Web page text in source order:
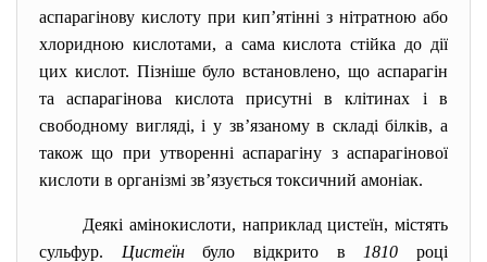
аспарагінову кислоту при кип’ятінні з нітратною або
хлоридною кислотами, а сама кислота стійка до дії
цих кислот. Пізніше було встановлено, що аспарагін
та аспарагінова кислота присутні в клітинах і в
свободному вигляді, і у зв’язаному в складі білків, а
також що при утворенні аспарагіну з аспарагінової
кислоти в організмі зв’язується токсичний амоніак.
Деякі амінокислоти, наприклад цистеїн, містять
сульфур. Цистеїнбуло відкрито в 1810 році